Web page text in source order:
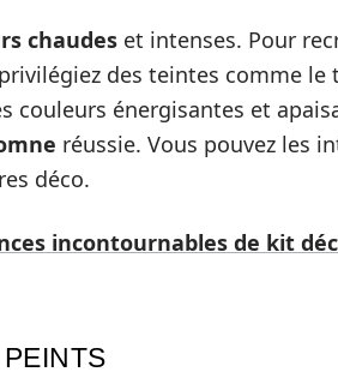
chaudes et intenses. Pour
des teintes comme le
couleurs énergisantes et
réussie. Vous pouvez les
déco.
incontournables de kit